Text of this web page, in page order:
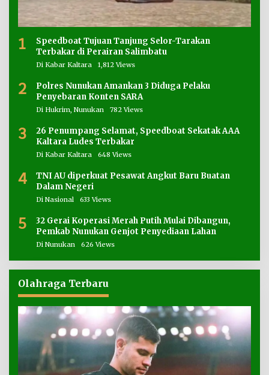
1
Speedboat Tujuan Tanjung Selor-Tarakan
Terbakar di Perairan Salimbatu
Di Kabar Kaltara 1,812 Views
2
Polres Nunukan Amankan 3 Diduga Pelaku
Penyebaran Konten SARA
Di Hukrim, Nunukan 782 Views
3
26 Penumpang Selamat, Speedboat Sekatak AAA
Kaltara Ludes Terbakar
Di Kabar Kaltara 648 Views
4
TNI AU diperkuat Pesawat Angkut Baru Buatan
Dalam Negeri
Di Nasional 633 Views
5
32 Gerai Koperasi Merah Putih Mulai Dibangun,
Pemkab Nunukan Genjot Penyediaan Lahan
Di Nunukan 626 Views
Olahraga Terbaru